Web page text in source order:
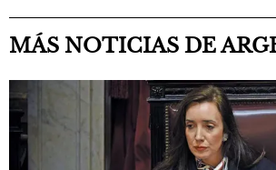
MÁS NOTICIAS DE